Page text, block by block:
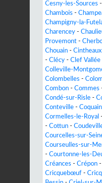
Cesny-les-Sources -
Chambois -
Champigny-la-
Charencey -
Provemont -
Chouain - Cintheaux
- Clécy - Clef Vallée
Colleville-
Colombelles -
Combon - Commes
Condé-sur-Risle -
Conteville -
Cormelles-le-Royal -
- Cottun -
Courcelles-sur-
Courseulles-sur-
- Courtonne-les-
Créances - Crépon -
Cricquebœuf -